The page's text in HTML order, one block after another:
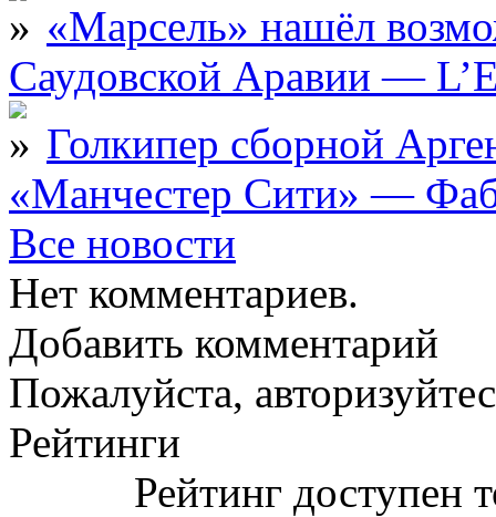
«Марсель» нашёл
Саудовской Аравии —
Голкипер сборной
«Манчестер Сити» —
Все новости
Нет комментариев.
Добавить комментарий
Пожалуйста,
Рейтинги
Рейтинг доступен